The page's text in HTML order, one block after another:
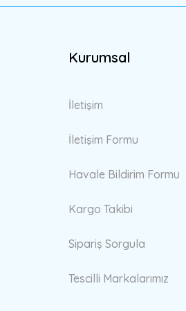
Kurumsal
İletişim
İletişim Formu
Havale Bildirim Formu
Kargo Takibi
Sipariş Sorgula
Tescilli Markalarımız